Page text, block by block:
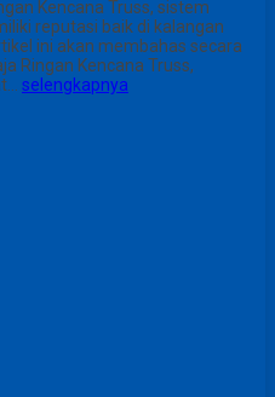
Kencana Truss, sistem
reputasi baik di kalangan
ini akan membahas secara
Ringan Kencana Truss,
selengkapnya